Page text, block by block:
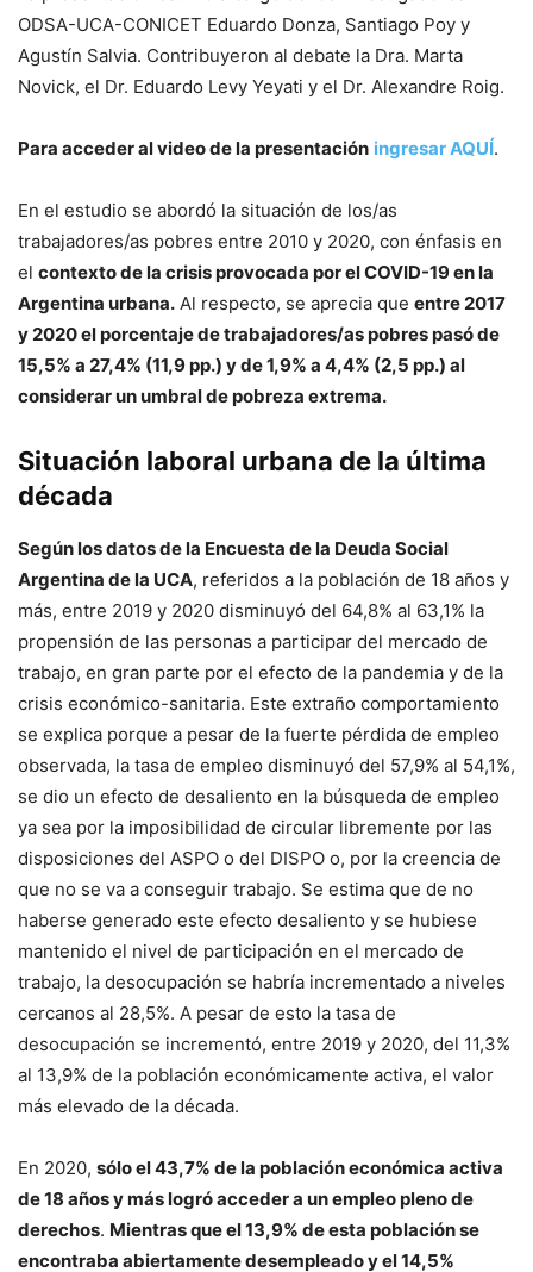
ODSA-UCA-CONICET Eduardo Donza, Santiago Poy y
Agustín Salvia. Contribuyeron al debate la Dra. Marta
Novick, el Dr. Eduardo Levy Yeyati y el Dr. Alexandre Roig.
Para acceder al video de la presentación ingresar AQUÍ.
En el estudio se abordó la situación de los/as
trabajadores/as pobres entre 2010 y 2020, con énfasis en
el contexto de la crisis provocada por el COVID-19 en la
Argentina urbana. Al respecto, se aprecia que entre 2017
y 2020 el porcentaje de trabajadores/as pobres pasó de
15,5% a 27,4% (11,9 pp.) y de 1,9% a 4,4% (2,5 pp.) al
considerar un umbral de pobreza extrema.
Situación laboral urbana de la última
década
Según los datos de la Encuesta de la Deuda Social
Argentina de la UCA, referidos a la población de 18 años y
más, entre 2019 y 2020 disminuyó del 64,8% al 63,1% la
propensión de las personas a participar del mercado de
trabajo, en gran parte por el efecto de la pandemia y de la
crisis económico-sanitaria. Este extraño comportamiento
se explica porque a pesar de la fuerte pérdida de empleo
observada, la tasa de empleo disminuyó del 57,9% al 54,1%,
se dio un efecto de desaliento en la búsqueda de empleo
ya sea por la imposibilidad de circular libremente por las
disposiciones del ASPO o del DISPO o, por la creencia de
que no se va a conseguir trabajo. Se estima que de no
haberse generado este efecto desaliento y se hubiese
mantenido el nivel de participación en el mercado de
trabajo, la desocupación se habría incrementado a niveles
cercanos al 28,5%. A pesar de esto la tasa de
desocupación se incrementó, entre 2019 y 2020, del 11,3%
al 13,9% de la población económicamente activa, el valor
más elevado de la década.
En 2020, sólo el 43,7% de la población económica activa
de 18 años y más logró acceder a un empleo pleno de
derechos. Mientras que el 13,9% de esta población se
encontraba abiertamente desempleado y el 14,5%